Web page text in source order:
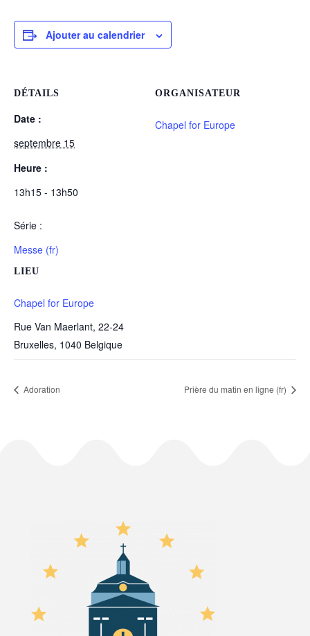
Ajouter au calendrier
DÉTAILS
Date :
septembre 15
Heure :
13h15 - 13h50
Série :
Messe (fr)
LIEU
Chapel for Europe
Rue Van Maerlant, 22-24
Bruxelles, 1040 Belgique
ORGANISATEUR
Chapel for Europe
Adoration Prière du matin en ligne (fr)